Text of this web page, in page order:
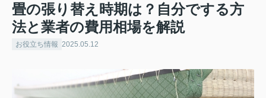
畳の張り替え時期は？自分でする方
法と業者の費用相場を解説
お役立ち情報 2025.05.12